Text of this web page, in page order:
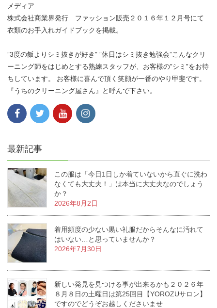
メディア
株式会社商業界発行 ファッション販売２０１６年１２月号にて
衣類のお手入れガイドブックを掲載。
”3度の飯よりシミ抜きが好き” ”休日はシミ抜き勉強会”こんなクリ
ーニング師をはじめとする熟練スタッフが、お客様の”シミ”をお待
ちしています。 お客様に喜んで頂く笑顔が一番のやり甲斐です。
『うちのクリーニング屋さん』と呼んで下さい。
最新記事
この服は「今日1日しか着ていないから直ぐに洗わ
なくても大丈夫！」は本当に大丈夫なのでしょう
か？
2026年8月2日
着用頻度の少ない黒い礼服だからそんなに汚れて
はいない…と思っていませんか？
2026年7月30日
新しい発見を見つける事が出来るかも２０２６年
８月８日の土曜日は第25回目【YOROZUサロン】
ですのでどうぞお越しくださいませ